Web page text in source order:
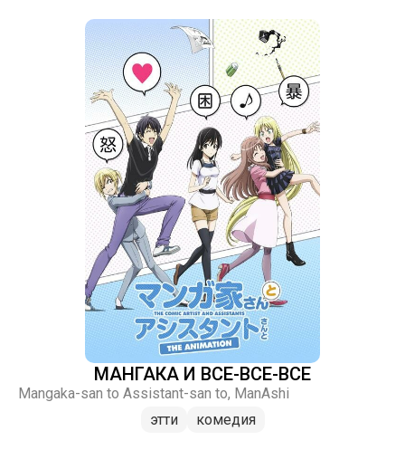
МАНГАКА И ВСЕ-ВСЕ-ВСЕ
Mangaka-san to Assistant-san to, ManAshi
этти
комедия